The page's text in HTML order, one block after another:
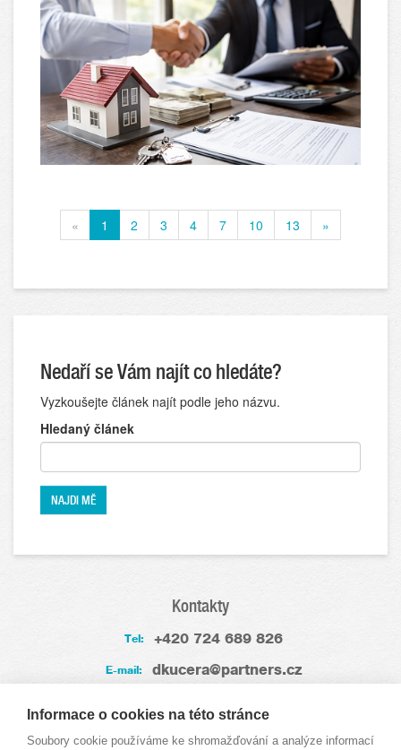
« 1 2 3 4 7 10 13 »
Nedaří se Vám najít co hledáte?
Vyzkoušejte článek najít podle jeho názvu.
Hledaný článek
Kontakty
Tel: +420 724 689 826
E-mail: dkucera@partners.cz
Zkušenosti
Informace o cookies na této stránce
Soubory cookie používáme ke shromažďování a analýze informací